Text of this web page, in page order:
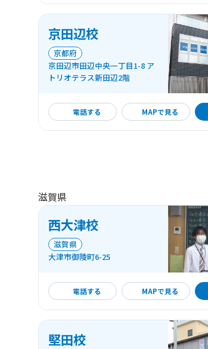
京田辺校
京都府
京田辺市田辺中央一丁目1-8 ア
トリオテラス新田辺2階
電話する MAPで見る
詳細を見る
滋賀県
西大津校
滋賀県
大津市御陵町6-25
電話する MAPで見る
詳細を見る
堅田校